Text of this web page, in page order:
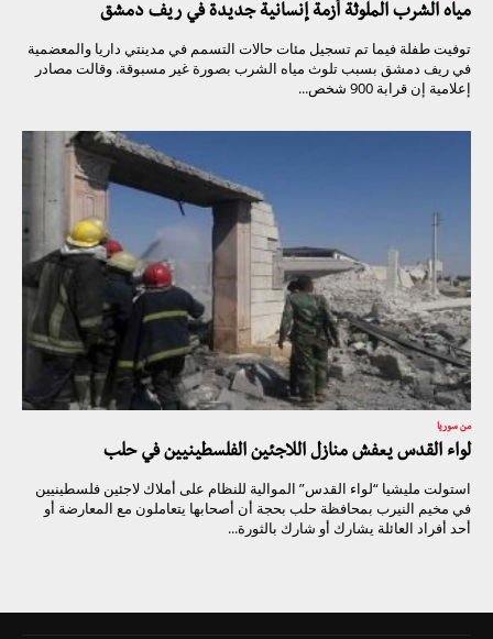
مياه الشرب الملوثة أزمة إنسانية جديدة في ريف دمشق
توفيت طفلة فيما تم تسجيل مئات حالات التسمم في مدينتي داريا والمعضمية
في ريف دمشق بسبب تلوث مياه الشرب بصورة غير مسبوقة. وقالت مصادر
إعلامية إن قرابة 900 شخص...
من سوريا
لواء القدس يعفش منازل اللاجئين الفلسطينيين في حلب
استولت مليشيا “لواء القدس” الموالية للنظام على أملاك لاجئين فلسطينيين
في مخيم النيرب بمحافظة حلب بحجة أن أصحابها يتعاملون مع المعارضة أو
أحد أفراد العائلة يشارك أو شارك بالثورة...